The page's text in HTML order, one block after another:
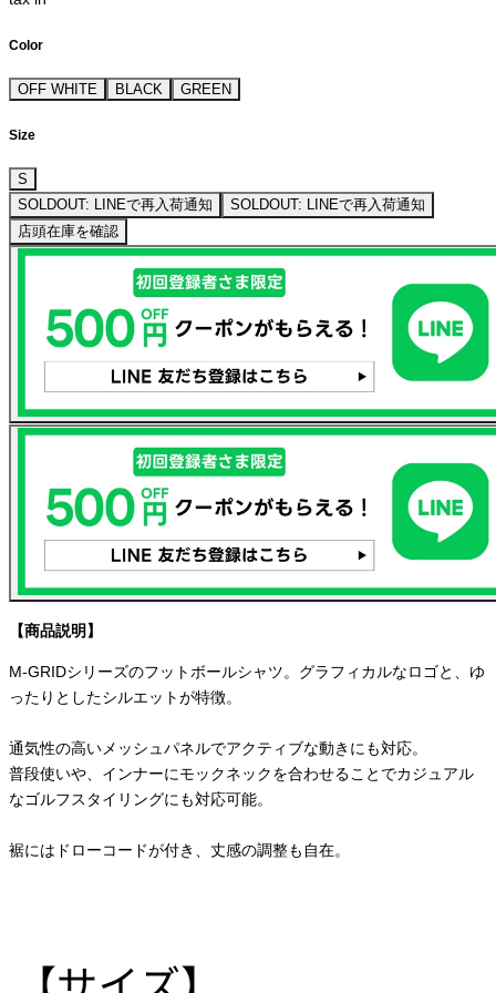
Color
OFF WHITE BLACK GREEN
Size
S
SOLDOUT: LINEで再入荷通知
SOLDOUT: LINEで再入荷通知
店頭在庫を確認
【商品説明】
M-GRIDシリーズのフットボールシャツ。グラフィカルなロゴと、ゆ
ったりとしたシルエットが特徴。
通気性の高いメッシュパネルでアクティブな動きにも対応。
普段使いや、インナーにモックネックを合わせることでカジュアル
なゴルフスタイリングにも対応可能。
裾にはドローコードが付き、丈感の調整も自在。